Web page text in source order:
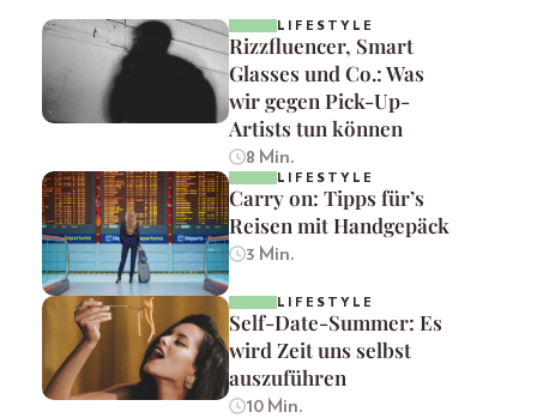
LIFESTYLE
Rizzfluencer, Smart
Glasses und Co.: Was
wir gegen Pick-Up-
Artists tun können
8 Min.
LIFESTYLE
Carry on: Tipps für’s
Reisen mit Handgepäck
3 Min.
LIFESTYLE
Self-Date-Summer: Es
wird Zeit uns selbst
auszuführen
10 Min.